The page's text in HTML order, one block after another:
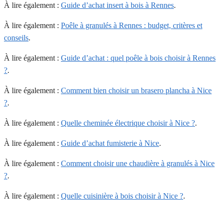
À lire également : Guide d’achat insert à bois à Rennes.
À lire également : Poêle à granulés à Rennes : budget, critères et
conseils.
À lire également : Guide d’achat : quel poêle à bois choisir à Rennes
?.
À lire également : Comment bien choisir un brasero plancha à Nice
?.
À lire également : Quelle cheminée électrique choisir à Nice ?.
À lire également : Guide d’achat fumisterie à Nice.
À lire également : Comment choisir une chaudière à granulés à Nice
?.
À lire également : Quelle cuisinière à bois choisir à Nice ?.